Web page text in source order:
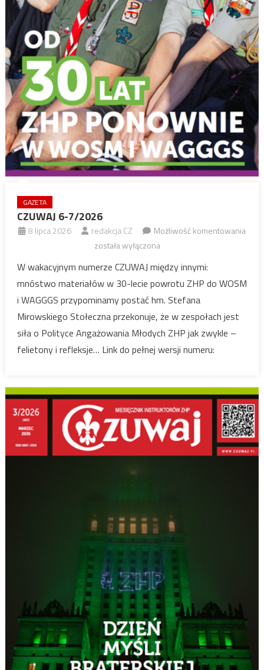
GAZETA
CZUWAJ 6-7/2026
8 lipca 2026 redakcja CZ Możliwość komentowania
została wyłączona
W wakacyjnym numerze CZUWAJ między innymi:
mnóstwo materiałów w 30-lecie powrotu ZHP do WOSM
i WAGGGS przypominamy postać hm. Stefana
Mirowskiego Stołeczna przekonuje, że w zespołach jest
siła o Polityce Angażowania Młodych ZHP jak zwykle –
felietony i refleksje… Link do pełnej wersji numeru: